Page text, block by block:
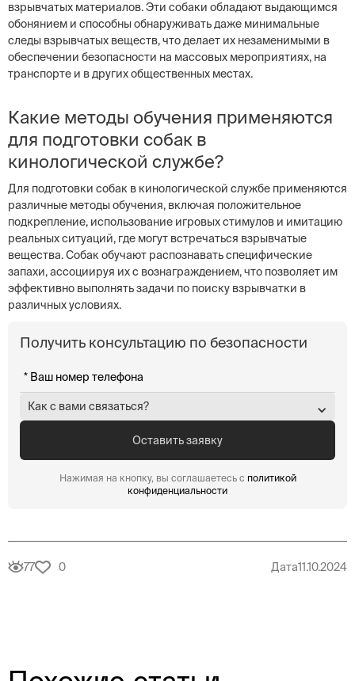
взрывчатых материалов. Эти собаки обладают выдающимся
обонянием и способны обнаруживать даже минимальные
следы взрывчатых веществ, что делает их незаменимыми в
обеспечении безопасности на массовых мероприятиях, на
транспорте и в других общественных местах.
Какие методы обучения применяются
для подготовки собак в
кинологической службе?
Для подготовки собак в кинологической службе применяются
различные методы обучения, включая положительное
подкрепление, использование игровых стимулов и имитацию
реальных ситуаций, где могут встречаться взрывчатые
вещества. Собак обучают распознавать специфические
запахи, ассоциируя их с вознаграждением, что позволяет им
эффективно выполнять задачи по поиску взрывчатки в
различных условиях.
Получить консультацию по безопасности
Как с вами связаться?
Нажимая на кнопку, вы соглашаетесь с политикой
конфиденциальности
77 0 Дата11.10.2024